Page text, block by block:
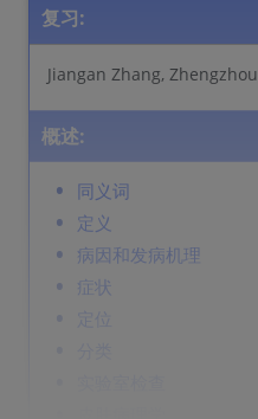
复习:
Jiangan Zhang, Zhengzhou
概述:
同义词
定义
病因和发病机理
症状